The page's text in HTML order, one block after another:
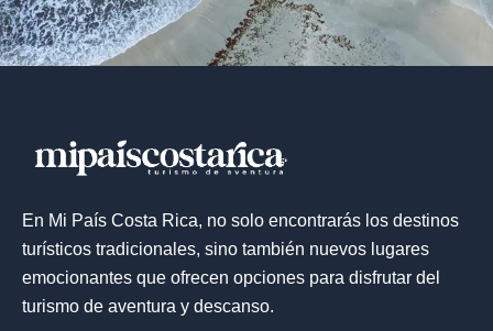
En Mi País Costa Rica, no solo encontrarás los destinos
turísticos tradicionales, sino también nuevos lugares
emocionantes que ofrecen opciones para disfrutar del
turismo de aventura y descanso.